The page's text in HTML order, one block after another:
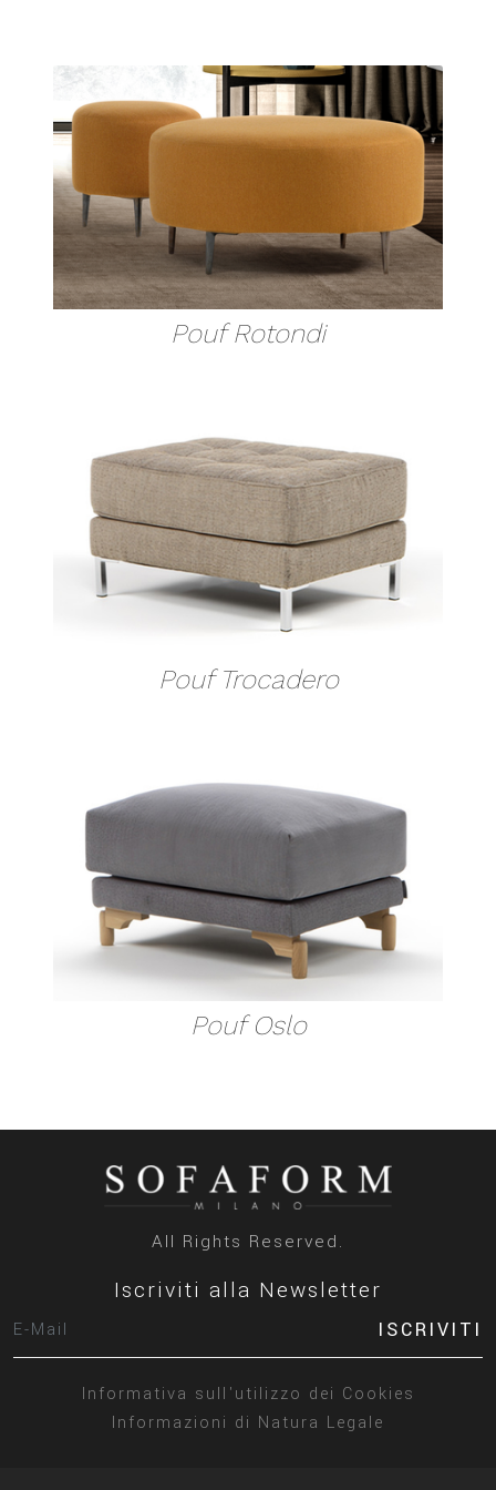
Pouf Rotondi
Pouf Trocadero
Pouf Oslo
All Rights Reserved.
Iscriviti alla Newsletter
ISCRIVITI
Informativa sull'utilizzo dei Cookies
Informazioni di Natura Legale